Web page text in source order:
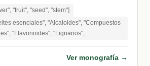
"fruit", "seed", "stem"]
esenciales", "Alcaloides", "Compuestos
"Flavonoides", "Lignanos",
Ver monografía →